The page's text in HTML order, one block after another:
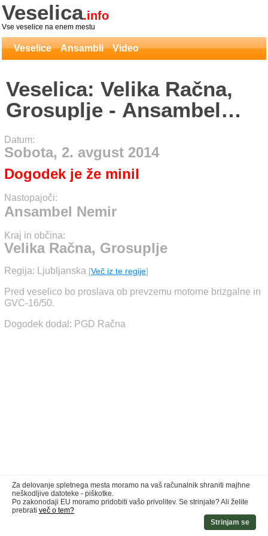
Veselica.info
Vse veselice na enem mestu
Veselice Ansambli Video
Veselica: Velika Račna,
Grosuplje - Ansambel
Nemir
Datum:
Sobota, 2. avgust 2014
Dogodek je že minil
Nastopajoči:
Ansambel Nemir
Kraj in občina:
Velika Račna, Grosuplje
Regija: Ljubljanska [Več iz te regije]
Pred veselico bo proslava ob prevzemu motorne brizgalne in
GVC-16/50.
Dogodek dodal: PGD Račna
Za delovanje spletnega mesta moramo na vaš računalnik shraniti majhne
neškodljive datoteke - piškotke.
Po zakonodaji EU moramo pridobiti vašo privolitev. Se strinjate? Ali želite
prebrati več o tem?
Strinjam se